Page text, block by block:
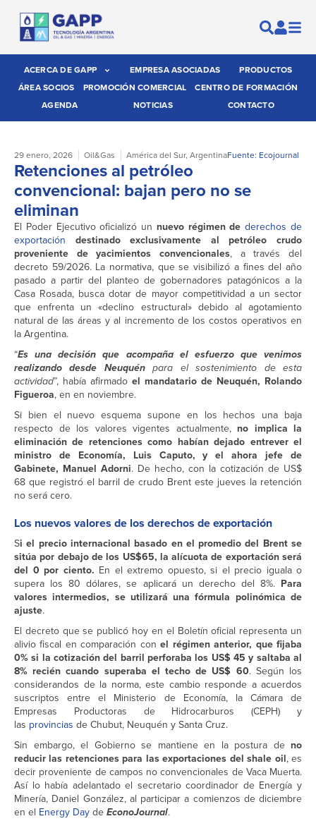
ACERCA DE GAPP EMPRESA ASOCIADAS
PRODUCTOS
ÁREA SOCIOS
PROMOCIÓN COMERCIAL
CENTRO DE FORMACIÓN
AGENDA
NOTICIAS CONTACTO
29 enero, 2026 Oil&Gas América del Sur, ArgentinaFuente: Ecojournal
Retenciones al petróleo
convencional: bajan pero no se
eliminan
El Poder Ejecutivo oficializó un nuevo régimen dederechos de
exportación destinado exclusivamente al petróleo crudo
proveniente de yacimientos convencionales, a través del
decreto 59/2026. La normativa, que se visibilizó a fines del año
pasado a partir del planteo de gobernadores patagónicos a la
Casa Rosada, busca dotar de mayor competitividad a un sector
que enfrenta un «declino estructural» debido al agotamiento
natural de las áreas y al incremento de los costos operativos en
la Argentina.
“Es una decisión que acompaña el esfuerzo que venimos
realizando desde Neuquénpara el sostenimiento de esta
actividad”, había afirmado el mandatario de Neuquén, Rolando
Figueroa, en en noviembre.
Si bien el nuevo esquema supone en los hechos una baja
respecto de los valores vigentes actualmente, no implica la
eliminación de retenciones como habían dejado entrever el
ministro de Economía, Luis Caputo, y el ahora jefe de
Gabinete, Manuel Adorni. De hecho, con la cotización de US$
68 que registró el barril de crudo Brent este jueves la retención
no será cero.
Los nuevos valores de los derechos de exportación
Si el precio internacional basado en el promedio del Brent se
sitúa por debajo de los US$65, la alícuota de exportación será
del 0 por ciento. En el extremo opuesto, si el precio iguala o
supera los 80 dólares, se aplicará un derecho del 8%. Para
valores intermedios, se utilizará una fórmula polinómica de
ajuste.
El decreto que se publicó hoy en el Boletín oficial representa un
alivio fiscal en comparación conel régimen anterior, que fijaba
0% si la cotización del barril perforaba los US$ 45 y saltaba al
8% recién cuando superaba el techo de US$ 60. Según los
considerandos de la norma, este cambio responde a acuerdos
suscriptos entre el Ministerio de Economía, la Cámara de
Empresas Productoras de Hidrocarburos (CEPH) y
las provincias de Chubut, Neuquén y Santa Cruz.
Sin embargo, el Gobierno se mantiene en la postura de no
reducir las retenciones para las exportaciones del shale oil, es
decir proveniente de campos no convencionales de Vaca Muerta.
Así lo había adelantado el secretario coordinador de Energía y
Minería, Daniel González, al participar a comienzos de diciembre
en el Energy DaydeEconoJournal.